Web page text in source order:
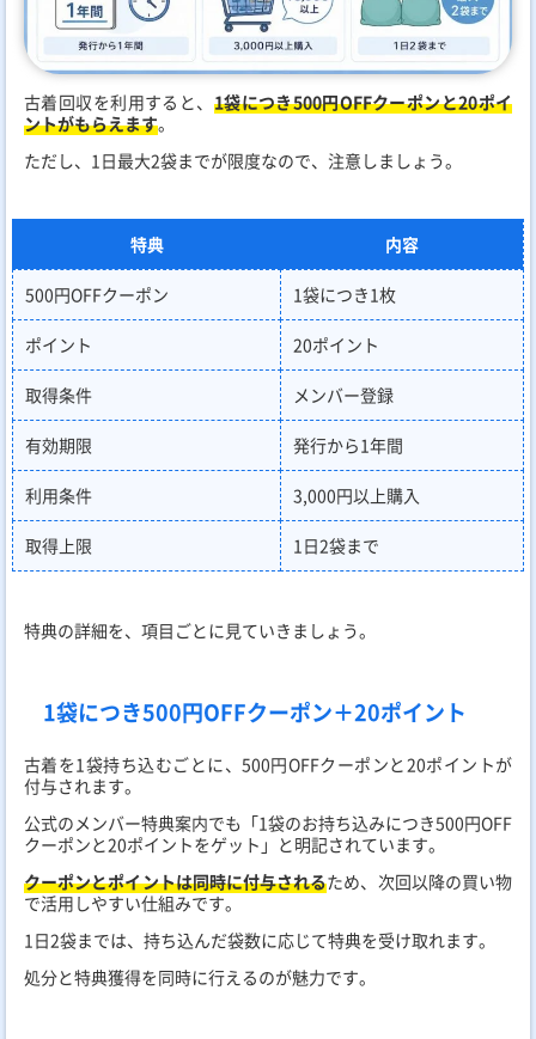
古着回収を利用すると、 1袋につき500円OFFクーポンと20ポイ
ントがもらえます。
ただし、1日最大2袋までが限度なので、注意しましょう。
特典 内容
500円OFFクーポン 1袋につき1枚
ポイント 20ポイント
取得条件 メンバー登録
有効期限 発行から1年間
利用条件 3,000円以上購入
取得上限 1日2袋まで
特典の詳細を、項目ごとに見ていきましょう。
1袋につき500円OFFクーポン＋20ポイント
古着を1袋持ち込むごとに、500円OFFクーポンと20ポイントが
付与されます。
公式のメンバー特典案内でも「1袋のお持ち込みにつき500円OFF
クーポンと20ポイントをゲット」と明記されています。
クーポンとポイントは同時に付与されるため、次回以降の買い物
で活用しやすい仕組みです。
1日2袋までは、持ち込んだ袋数に応じて特典を受け取れます。
処分と特典獲得を同時に行えるのが魅力です。